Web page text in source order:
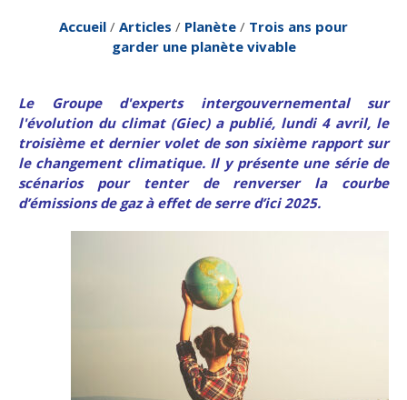
luthériennes : 100
ans de vivre
ensemble
alsacien
allemand
mars-avril 2013
mars-avril 2015
De mai-juin 2017 à
septembre-octobre
Accueil / Articles / Planète / Trois ans pour
garder une planète vivable
Le Groupe d'experts intergouvernemental sur
l'évolution du climat (Giec) a publié, lundi 4 avril, le
troisième et dernier volet de son sixième rapport sur
le changement climatique. Il y présente une série de
scénarios pour tenter de renverser la courbe
d’émissions de gaz à effet de serre d’ici 2025.